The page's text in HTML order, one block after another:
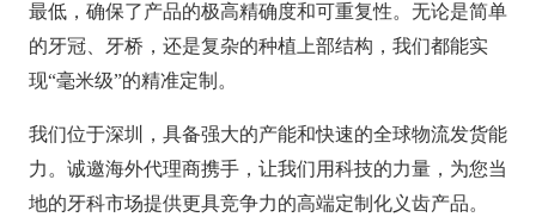
最低，确保了产品的极高精确度和可重复性。无论是简单
的牙冠、牙桥，还是复杂的种植上部结构，我们都能实
现“毫米级”的精准定制。
我们位于深圳，具备强大的产能和快速的全球物流发货能
力。诚邀海外代理商携手，让我们用科技的力量，为您当
地的牙科市场提供更具竞争力的高端定制化义齿产品。